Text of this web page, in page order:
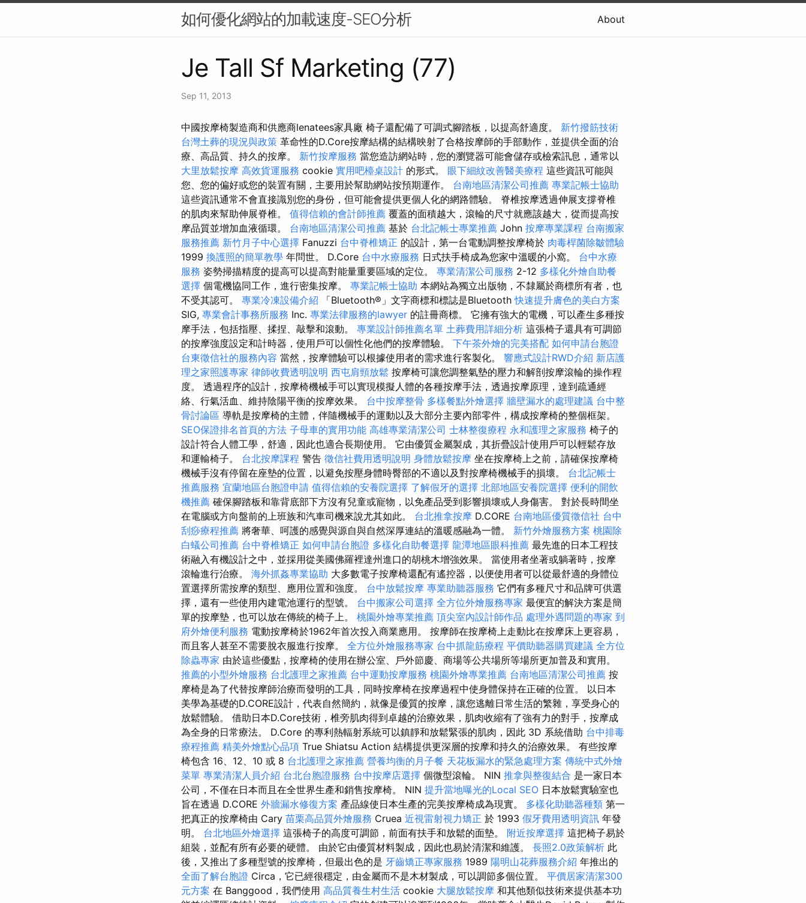
如何優化網站的加載速度-SEO分析 About
Je Tall Sf Marketing (77)
Sep 11, 2013
中國按摩椅製造商和供應商lenatees家具廠 椅子還配備了可調式腳踏板，以提高舒適度。 新竹撥筋技術
台灣土葬的現況與政策 革命性的D.Core按摩結構的結構映射了合格按摩師的手部動作，並提供全面的治
療、高品質、持久的按摩。 新竹按摩服務 當您造訪網站時，您的瀏覽器可能會儲存或檢索訊息，通常以
大里放鬆按摩 高效貨運服務 cookie 實用吧檯桌設計 的形式。 眼下細紋改善醫美療程 這些資訊可能與
您、您的偏好或您的裝置有關，主要用於幫助網站按預期運作。 台南地區清潔公司推薦 專業記帳士協助
這些資訊通常不會直接識別您的身份，但可能會提供更個人化的網路體驗。 脊椎按摩透過伸展支撐脊椎
的肌肉來幫助伸展脊椎。 值得信賴的會計師推薦 覆蓋的面積越大，滾輪的尺寸就應該越大，從而提高按
摩品質並增加血液循環。 台南地區清潔公司推薦 基於 台北記帳士專業推薦 John 按摩專業課程 台南搬家
服務推薦 新竹月子中心選擇 Fanuzzi 台中脊椎矯正 的設計，第一台電動調整按摩椅於 肉毒桿菌除皺體驗
1999 換護照的簡單教學 年問世。 D.Core 台中水療服務 日式扶手椅成為您家中溫暖的小窩。 台中水療
服務 姿勢掃描精度的提高可以提高對能量重要區域的定位。 專業清潔公司服務 2-12 多樣化外燴自助餐
選擇 個電機協同工作，進行密集按摩。 專業記帳士協助 本網站為獨立出版物，不隸屬於商標所有者，也
不受其認可。 專業冷凍設備介紹 「Bluetooth®」文字商標和標誌是Bluetooth快速提升膚色的美白方案
SIG, 專業會計事務所服務 Inc. 專業法律服務的lawyer 的註冊商標。 它擁有強大的電機，可以產生多種按
摩手法，包括指壓、揉捏、敲擊和滾動。 專業設計師推薦名單 土葬費用詳細分析 這張椅子還具有可調節
的按摩強度設定和計時器，使用戶可以個性化他們的按摩體驗。 下午茶外燴的完美搭配 如何申請台胞證
台東徵信社的服務內容 當然，按摩體驗可以根據使用者的需求進行客製化。 響應式設計RWD介紹 新店護
理之家照護專家 律師收費透明說明 西屯肩頸放鬆 按摩椅可讓您調整氣墊的壓力和解剖按摩滾輪的操作程
度。 透過程序的設計，按摩椅機械手可以實現模擬人體的各種按摩手法，透過按摩原理，達到疏通經
絡、行氣活血、維持陰陽平衡的按摩效果。 台中按摩整骨 多樣餐點外燴選擇 牆壁漏水的處理建議 台中整
骨討論區 導軌是按摩椅的主體，伴隨機械手的運動以及大部分主要內部零件，構成按摩椅的整個框架。
SEO保證排名首頁的方法 子母車的實用功能 高雄專業清潔公司 士林整復療程 永和護理之家服務 椅子的
設計符合人體工學，舒適，因此也適合長期使用。 它由優質金屬製成，其折疊設計使用戶可以輕鬆存放
和運輸椅子。 台北按摩課程 警告 徵信社費用透明說明 身體放鬆按摩 坐在按摩椅上之前，請確保按摩椅
機械手沒有停留在座墊的位置，以避免按壓身體時臀部的不適以及對按摩椅機械手的損壞。 台北記帳士
推薦服務 宜蘭地區台胞證申請 值得信賴的安養院選擇 了解假牙的選擇 北部地區安養院選擇 便利的開飲
機推薦 確保腳踏板和靠背底部下方沒有兒童或寵物，以免產品受到影響損壞或人身傷害。 對於長時間坐
在電腦或方向盤前的上班族和汽車司機來說尤其如此。 台北推拿按摩 D.CORE 台南地區優質徵信社 台中
刮痧療程推薦 將奢華、呵護的感覺與源自與自然深厚連結的溫暖感融為一體。 新竹外燴服務方案 桃園除
白蟻公司推薦 台中脊椎矯正 如何申請台胞證 多樣化自助餐選擇 龍潭地區眼科推薦 最先進的日本工程技
術融入有機設計之中，並採用從美國佛羅裡達州進口的胡桃木增強效果。 當使用者坐著或躺著時，按摩
滾輪進行治療。 海外抓姦專業協助 大多數電子按摩椅還配有遙控器，以便使用者可以從最舒適的身體位
置選擇所需按摩的類型、應用位置和強度。 台中放鬆按摩 專業助聽器服務 它們有多種尺寸和品牌可供選
擇，還有一些使用內建電池運行的型號。 台中搬家公司選擇 全方位外燴服務專家 最便宜的解決方案是簡
單的按摩墊，也可以放在傳統的椅子上。 桃園外燴專業推薦 頂尖室內設計師作品 處理外遇問題的專家 到
府外燴便利服務 電動按摩椅於1962年首次投入商業應用。 按摩師在按摩椅上走動比在按摩床上更容易，
而且客人甚至不需要脫衣服進行按摩。 全方位外燴服務專家 台中抓龍筋療程 平價助聽器購買建議 全方位
除蟲專家 由於這些優點，按摩椅的使用在辦公室、戶外節慶、商場等公共場所等場所更加普及和實用。
推薦的小型外燴服務 台北護理之家推薦 台中運動按摩服務 桃園外燴專業推薦 台南地區清潔公司推薦 按
摩椅是為了代替按摩師治療而發明的工具，同時按摩椅在按摩過程中使身體保持在正確的位置。 以日本
美學為基礎的D.CORE設計，代表自然簡約，就像是優質的按摩，讓您逃離日常生活的繁雜，享受身心的
放鬆體驗。 借助日本D.Core技術，椎旁肌肉得到卓越的治療效果，肌肉收縮有了強有力的對手，按摩成
為全身的日常療法。 D.Core 的專利熱輻射系統可以鎮靜和放鬆緊張的肌肉，因此 3D 系統借助 台中排毒
療程推薦 精美外燴點心品項 True Shiatsu Action 結構提供更深層的按摩和持久的治療效果。 有些按摩
椅包含 16、12、10 或 8 台北護理之家推薦 營養均衡的月子餐 天花板漏水的緊急處理方案 傳統中式外燴
菜單 專業清潔人員介紹 台北台胞證服務 台中按摩店選擇 個微型滾輪。 NIN 推拿與整復結合 是一家日本
公司，不僅在日本而且在全世界生產和銷售按摩椅。 NIN 提升當地曝光的Local SEO 日本放鬆實驗室也
旨在透過 D.CORE 外牆漏水修復方案 產品線使日本生產的完美按摩椅成為現實。 多樣化助聽器種類 第一
把真正的按摩椅由 Cary 苗栗高品質外燴服務 Cruea 近視雷射視力矯正 於 1993 假牙費用透明資訊 年發
明。 台北地區外燴選擇 這張椅子的高度可調節，前面有扶手和放鬆的面墊。 附近按摩選擇 這把椅子易於
組裝，並配有所有必要的硬體。 由於它由優質材料製成，因此也易於清潔和維護。 長照2.0政策解析 此
後，又推出了多種型號的按摩椅，但最出色的是 牙齒矯正專家服務 1989 陽明山花葬服務介紹 年推出的
全面了解台胞證 Circa，它已經很穩定，由金屬而不是木材製成，可以調節多個位置。 平價居家清潔300
元方案 在 Banggood，我們使用 高品質養生村生活 cookie 大腿放鬆按摩 和其他類似技術來提供基本功